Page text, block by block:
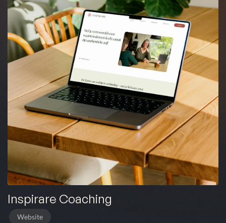
Inspirare Coaching
Website